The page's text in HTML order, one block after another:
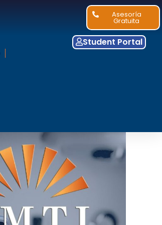
Asesoría
Gratuita
Student Portal